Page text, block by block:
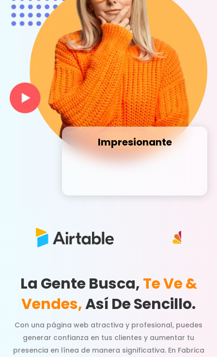
Impresionante
La Gente Busca,Te Ve &
Vendes,Así De Sencillo.
Con una página web atractiva y profesional, puedes
generar confianza en tus clientes y aumentar tu
presencia en línea de manera significativa. En Fabrica